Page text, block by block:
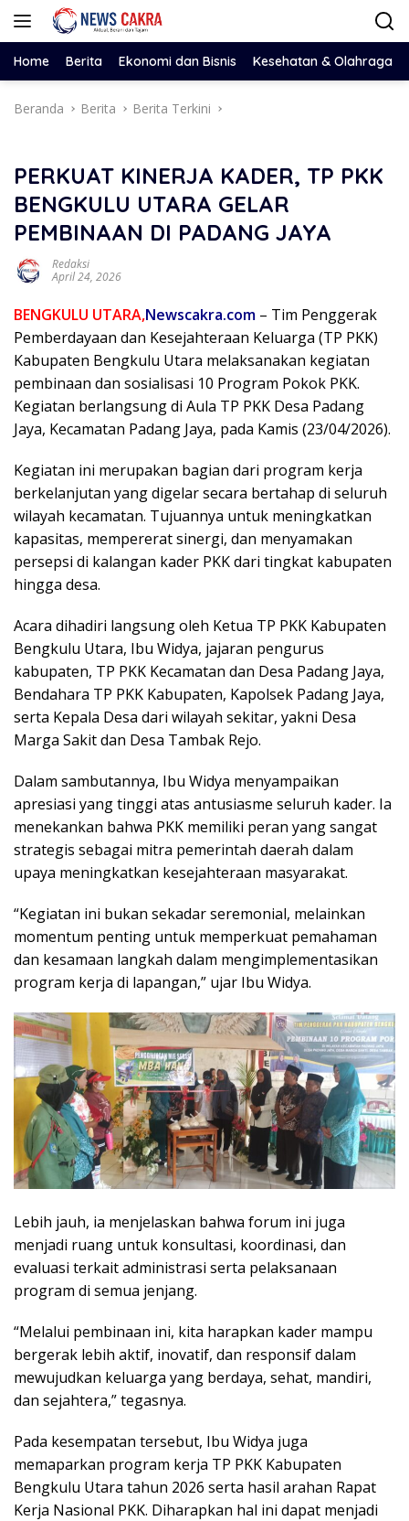
Langsung
Home Berita Ekonomi dan Bisnis Kesehatan & Olahraga
Beranda Berita Berita Terkini
PERKUAT KINERJA KADER, TP PKK
BENGKULU UTARA GELAR
PEMBINAAN DI PADANG JAYA
Redaksi
April 24, 2026
BENGKULU UTARA,Newscakra.com – Tim Penggerak
Pemberdayaan dan Kesejahteraan Keluarga (TP PKK)
Kabupaten Bengkulu Utara melaksanakan kegiatan
pembinaan dan sosialisasi 10 Program Pokok PKK.
Kegiatan berlangsung di Aula TP PKK Desa Padang
Jaya, Kecamatan Padang Jaya, pada Kamis (23/04/2026).
Kegiatan ini merupakan bagian dari program kerja
berkelanjutan yang digelar secara bertahap di seluruh
wilayah kecamatan. Tujuannya untuk meningkatkan
kapasitas, mempererat sinergi, dan menyamakan
persepsi di kalangan kader PKK dari tingkat kabupaten
hingga desa.
Acara dihadiri langsung oleh Ketua TP PKK Kabupaten
Bengkulu Utara, Ibu Widya, jajaran pengurus
kabupaten, TP PKK Kecamatan dan Desa Padang Jaya,
Bendahara TP PKK Kabupaten, Kapolsek Padang Jaya,
serta Kepala Desa dari wilayah sekitar, yakni Desa
Marga Sakit dan Desa Tambak Rejo.
Dalam sambutannya, Ibu Widya menyampaikan
apresiasi yang tinggi atas antusiasme seluruh kader. Ia
menekankan bahwa PKK memiliki peran yang sangat
strategis sebagai mitra pemerintah daerah dalam
upaya meningkatkan kesejahteraan masyarakat.
“Kegiatan ini bukan sekadar seremonial, melainkan
momentum penting untuk memperkuat pemahaman
dan kesamaan langkah dalam mengimplementasikan
program kerja di lapangan,” ujar Ibu Widya.
Lebih jauh, ia menjelaskan bahwa forum ini juga
menjadi ruang untuk konsultasi, koordinasi, dan
evaluasi terkait administrasi serta pelaksanaan
program di semua jenjang.
“Melalui pembinaan ini, kita harapkan kader mampu
bergerak lebih aktif, inovatif, dan responsif dalam
mewujudkan keluarga yang berdaya, sehat, mandiri,
dan sejahtera,” tegasnya.
Pada kesempatan tersebut, Ibu Widya juga
memaparkan program kerja TP PKK Kabupaten
Bengkulu Utara tahun 2026 serta hasil arahan Rapat
Kerja Nasional PKK. Diharapkan hal ini dapat menjadi